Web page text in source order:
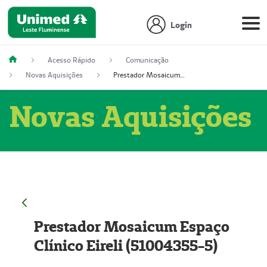
Login
Acesso Rápido
Comunicação
Novas Aquisições
Prestador Mosaicum Espaço Clínico Eireli (51004355-5)
Novas Aquisições
Prestador Mosaicum Espaço
Clínico Eireli (51004355-5)